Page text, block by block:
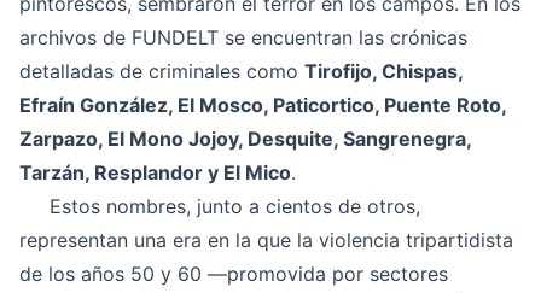
archivos de FUNDELT se encuentran las crónicas
detalladas de criminales como Tirofijo, Chispas,
Efraín González, El Mosco, Paticortico, Puente Roto,
Zarpazo, El Mono Jojoy, Desquite, Sangrenegra,
Tarzán, Resplandor y El Mico.
Estos nombres, junto a cientos de otros,
representan una era en la que la violencia tripartidista
de los años 50 y 60 —promovida por sectores